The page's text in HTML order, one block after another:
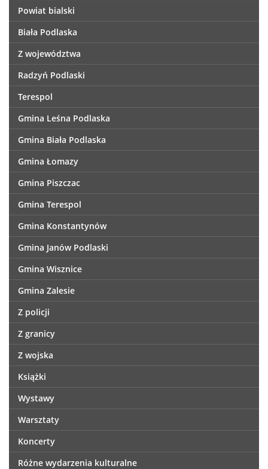
Powiat bialski
Biała Podlaska
Z województwa
Radzyń Podlaski
Terespol
Gmina Leśna Podlaska
Gmina Biała Podlaska
Gmina Łomazy
Gmina Piszczac
Gmina Terespol
Gmina Konstantynów
Gmina Janów Podlaski
Gmina Wisznice
Gmina Zalesie
Z policji
Z granicy
Z wojska
Książki
Wystawy
Warsztaty
Koncerty
Różne wydarzenia kulturalne